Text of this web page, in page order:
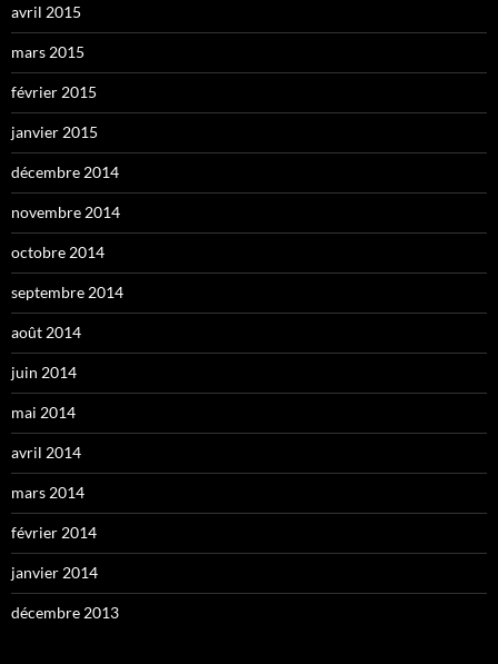
avril 2015
mars 2015
février 2015
janvier 2015
décembre 2014
novembre 2014
octobre 2014
septembre 2014
août 2014
juin 2014
mai 2014
avril 2014
mars 2014
février 2014
janvier 2014
décembre 2013